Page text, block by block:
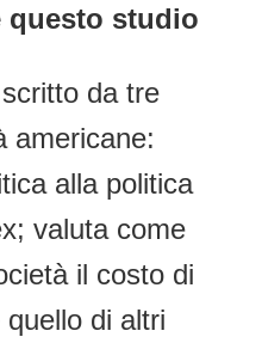
questo studio
da tre
americane:
alla politica
valuta come
il costo di
di altri